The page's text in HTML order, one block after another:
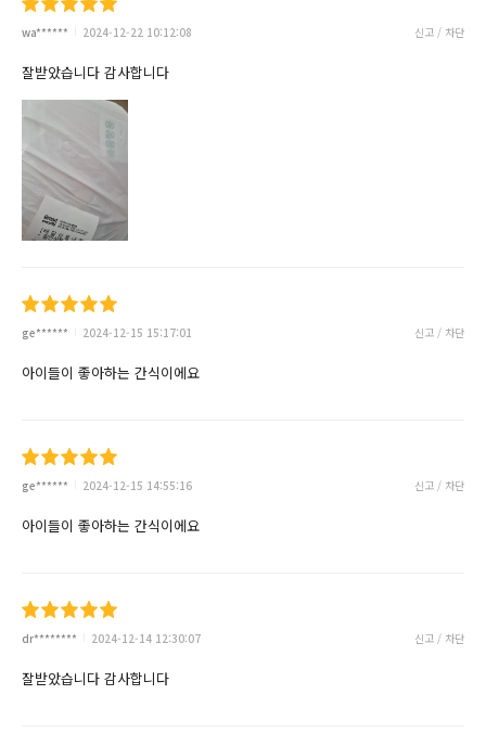
wa****** 2024-12-22 10:12:08 신고 / 차단
잘받았습니다 감사합니다
ge****** 2024-12-15 15:17:01 신고 / 차단
아이들이 좋아하는 간식이에요
ge****** 2024-12-15 14:55:16 신고 / 차단
아이들이 좋아하는 간식이에요
dr******** 2024-12-14 12:30:07 신고 / 차단
잘받았습니다 감사합니다